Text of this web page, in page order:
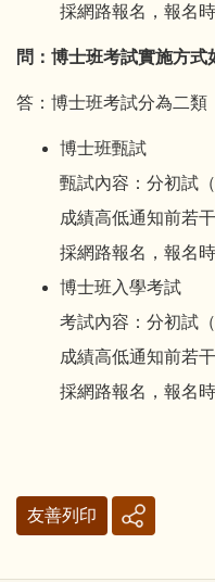
採網路報名，報名
問：博士班考試實施方式
答：博士班考試分為二類
博士班甄試
甄試內容：分初試
成績高低通知前若
採網路報名，報名
博士班入學考試
考試內容：分初試
成績高低通知前若
採網路報名，報名
友善列印